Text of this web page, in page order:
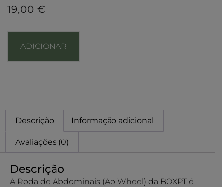
19,00 €
ADICIONAR
Descrição Informação adicional
Avaliações (0)
Descrição
A Roda de Abdominais (Ab Wheel) da BOXPT é